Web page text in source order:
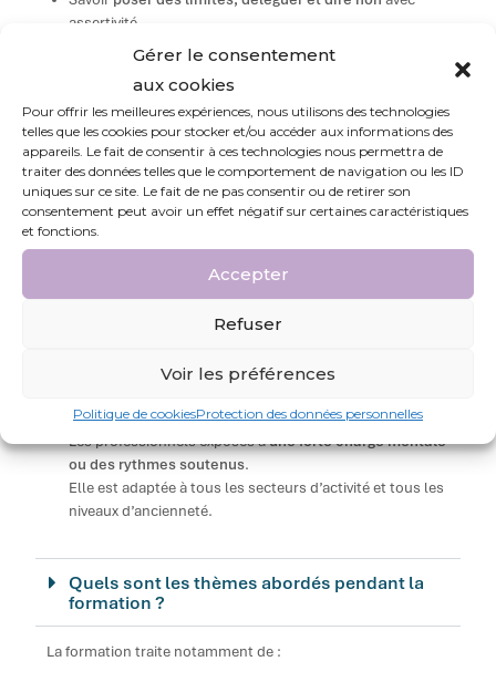
Gérer le consentement
aux cookies
Pour offrir les meilleures expériences, nous utilisons des technologies
telles que les cookies pour stocker et/ou accéder aux informations des
appareils. Le fait de consentir à ces technologies nous permettra de
traiter des données telles que le comportement de navigation ou les ID
uniques sur ce site. Le fait de ne pas consentir ou de retirer son
consentement peut avoir un effet négatif sur certaines caractéristiques
et fonctions.
Accepter
Refuser
Voir les préférences
Politique de cookiesProtection des données personnelles
assertivité.
Elle favorise un
rééquilibrage entre performance et
À qui s’adresse cette formation ?
Elle est destinée à :
Tous les
Lesmanagersqui jonglent entre opérationnel, reporting
chefs de projetou fonctions support en charge de
Les professionnels exposés àune forte charge mentale
ou des rythmes soutenus.
Elle est adaptée à tous les secteurs d’activité et tous les
niveaux d’ancienneté.
Quels sont les thèmes abordés pendant la
formation ?
La formation traite notamment de :